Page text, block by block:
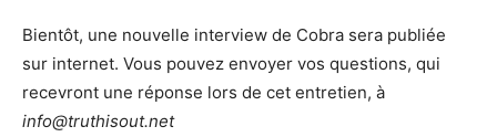
Bientôt, une nouvelle interview de Cobra sera publiée
sur internet. Vous pouvez envoyer vos questions, qui
recevront une réponse lors de cet entretien, à
info@truthisout.net